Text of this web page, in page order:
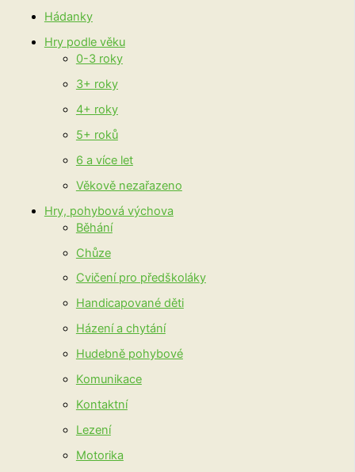
Hádanky
Hry podle věku
0-3 roky
3+ roky
4+ roky
5+ roků
6 a více let
Věkově nezařazeno
Hry, pohybová výchova
Běhání
Chůze
Cvičení pro předškoláky
Handicapované děti
Házení a chytání
Hudebně pohybové
Komunikace
Kontaktní
Lezení
Motorika